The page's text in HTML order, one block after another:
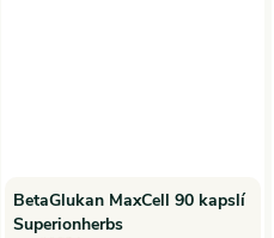
BetaGlukan MaxCell 90 kapslí
Superionherbs